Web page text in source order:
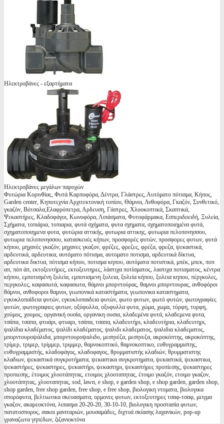
Ηλεκτροβάνες - εξαρτήματα
Ηλεκτροβάνες μεγάλων παροχών
Φυτώρια Κορινθίας, Φυτά Καρποφόρα, Δέντρα, Γλάστρες, Αυτόματο πότισμα, Κήπος,
Garden center, Κηποτεχνία Αρχιτεκτονική τοπίου, Θάμνοι, Ανθοφόρα, Γκαζόν, Συνθετικό,
γκαζόν, Βότσαλα,Ελαφρόπετρα, Αρδευση, Γάστρες, Χλοοκοπτικά, Σκαπτικά,
Ψεκαστήρες, Κλαδοφάγοι, Κωνοφόρα, Λιπάσματα, Φυτοφάρμακα, Εσπεριδοειδή, Ξυλεία,
Σχήματα, τοπιάρια, τοπιαρια, φυτά σχήματα, φυτα σχηματα, σχηματοποιημένα φυτά,
σχηματοποιημενα φυτα, φυτώρια αττικής, φυτωρια αττικης, φυτωρια πελοπονησσου,
φυτωρια πελοπονησσου, κατασκευές κήπων, προσφορές φυτών, προσφορες φυτων, φυτά
κήπου, μηχανές γκαζόν, μηχανες γκαζον, φρέζες, φρεζες, φρέζα, φρεζα, ψεκαστικά,
αρδευτικά, αρδευτικα, αυτόματο πότισμα, αυτοματο ποτισμα, αρδευτικά δίκτυα,
αρδευτικα δικτυα, πότισμα κήπου, ποτισμα κηπου, αυτόματα ποτιστικά, μπέκ, μπεκ, ποπ
απ, πόπ άπ, εκτοξευτήρες, εκτοξευτηρες, λάστιχα ποτίσματος, λαστιχα ποτισματος, κέντρα
κήπου, εμποτισμένη ξυλεία, εμποτισμενη ξυλεια, ξυλεία κήπου, ξυλεια κηπου, πέργκολες,
περγκολες, καφασωτά, καφασωτα, θάμνοι μπορντούρας, θαμνοι μπορντουρας, ανθοφόροι
θάμνοι, ανθοφοροι θαμνοι, γεωπονικά καταστήματα, γεωπονικα καταστηματα,
εγκυκλοπαίδεια φυτών, εγκυκλοπαιδεια φυτών, φωτο φυτων, φωτό φυτών, φωτογραφίες
φυτών, φωτογραφιες φυτων, οξύφυλλα, οξυφυλλα φυτα, χώμα, χωμα, τύρφη, τυρφη,
χούμος, χουμος, οργανική ουσία, οργανικη ουσια, κλαδεμένα φυτά, κλαδεμενα φυτα,
τσάπα, τσαπα, φτυάρι, φτυαρι, τσάπα, τσαπα, κλαδευτήρι, κλαδευτήρια, κλαδευτηρι,
ψαλίδια κλαδέματος, ψαλίδι κλαδέματος, ψαλιδι κλαδεματος, ψαλιδια κλαδεματος,
μπορντουροψάλιδα, μπορντουροψαλιδο, μεσηνέζα, μεσηνεζα, ακροκόπτης, ακροκόπτης,
τρίμερ, τριμερ, τρίμμερ, τριμμερ, θαμνοκοπτικό, θαμνοκοπτικο, ευθυγραμμιστης,
ευθυγραμμιστής, κλαδοφάγος, κλαδοφαγος, θρυμματιστής κλαδιών, θρυμματιστης
κλαδιων, ψεκαστικά συγκροτήματα, ψεκαστικα συγκροτηματα, ψεκαστικά, ψεκαστικα,
ψεκαστήρες, ψεκαστηρες, ψεκαστήρι, ψεκαστηρι, ψεκαστήρες προπίεσης, ψεκαστηρες
προπιεσης, έτοιμος χλοοτάπητας, ετοιμος χλοοταπητας, έτοιμο γκαζόν, ετοιμο γκαζον,
χλοοτάπητας, χλοοταπητας, sod, lawn, e shop, e garden shop, e shop garden, garden shop,
shop garden, free shop garden, free shop, e free shop, βιολογικη ντοματα, βιολογικα
σπορόφυτα, βελτιωτικα σκευασματα, ορμονες φυτων, εκτοξευτηρες τσαφ-τσαφ, μειγμα
γκαζον, ακαρεοκτόνα, λιπασμα 20-20-20, 30-10-10, βιολογικη προστασία φυτων,
πατατοσπορος, σακοι μανιταριών, μουσαμάδες, διχτυά σκίασης λαχανικών, pop-up
γραναζωτα γηπέδων, ζιζανιοκτόνα